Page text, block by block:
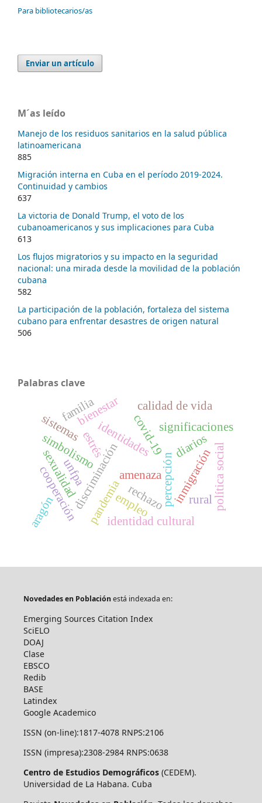
Para bibliotecarios/as
Enviar un artículo
M´as leído
Manejo de los residuos sanitarios en la salud pública
latinoamericana
885
Migración interna en Cuba en el período 2019-2024.
Continuidad y cambios
637
La victoria de Donald Trump, el voto de los
cubanoamericanos y sus implicaciones para Cuba
613
Los flujos migratorios y su impacto en la seguridad
nacional: una mirada desde la movilidad de la población
cubana
582
La participación de la población, fortaleza del sistema
cubano para enfrentar desastres de origen natural
506
Palabras clave
rechazo
discriminación
identidades
pandemia
covid-19
percepción
significaciones
amenaza
identidad cultural
inmigración
simbolismo
bienestar
política social
cooperación
sexualidad
unfpa
aragón rural
diarios
estrés
calidad de vida
familia
empleo
sistemas
Novedades en Poblaciónestá indexada en:
Emerging Sources Citation Index
SciELO
DOAJ
Clase
EBSCO
Redib
BASE
Latindex
Google Academico
ISSN (on-line):1817-4078 RNPS:2106
ISSN (impresa):2308-2984 RNPS:0638
Centro de Estudios Demográficos(CEDEM).
Universidad de La Habana. Cuba